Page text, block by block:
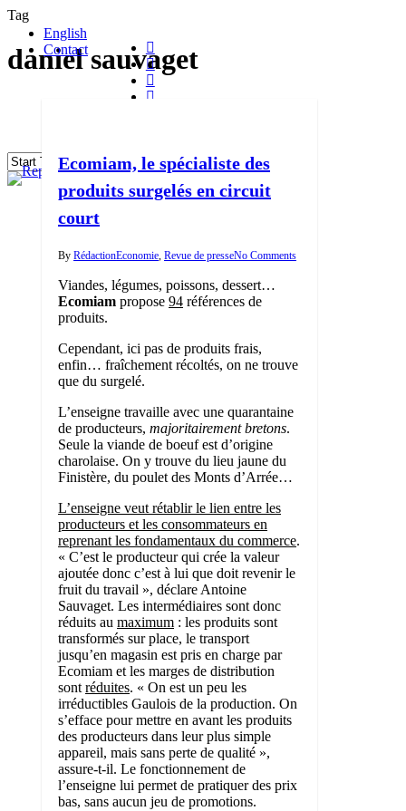
Skip
main
content
twitter
facebook
linkedin
youtube
English
Contact
Close
Tag
daniel sauvaget
Ecomiam, le spécialiste des
produits surgelés en circuit
court
By RédactionEconomie,Revue de presseNo Comments
Viandes, légumes, poissons, dessert…
Ecomiam propose94 références de
produits.
Cependant, ici pas de produits frais,
enfin… fraîchement récoltés, on ne trouve
que du surgelé.
L’enseigne travaille avec une quarantaine
de producteurs,majoritairement bretons.
Seule la viande de boeuf est d’origine
charolaise. On y trouve du lieu jaune du
Finistère, du poulet des Monts d’Arrée…
L’enseigne veut rétablir le lien entre les
producteurs et les consommateurs en
reprenant les fondamentaux du commerce.
« C’est le producteur qui crée la valeur
ajoutée donc c’est à lui que doit revenir le
fruit du travail », déclare Antoine
Sauvaget. Les intermédiaires sont donc
réduits aumaximum : les produits sont
transformés sur place, le transport
jusqu’en magasin est pris en charge par
Ecomiam et les marges de distribution
sontréduites. « On est un peu les
irréductibles Gaulois de la production. On
s’efface pour mettre en avant les produits
des producteurs dans leur plus simple
appareil, mais sans perte de qualité »,
assure-t-il. Le fonctionnement de
l’enseigne lui permet de pratiquer des prix
bas, sans aucun jeu de promotions.